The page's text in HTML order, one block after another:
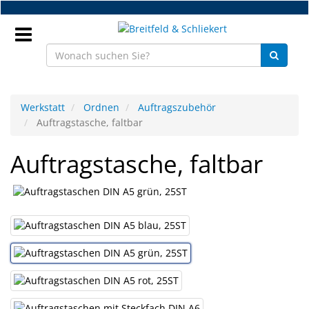
Zum
Hauptinhalt
springen
DE
NEU
Brillenteile
Werkstatt
Handelsware
Sport
Werkstatt Ordnen
Auftragszubehör
Auftragstasche, faltbar
Auftragstasche, faltbar